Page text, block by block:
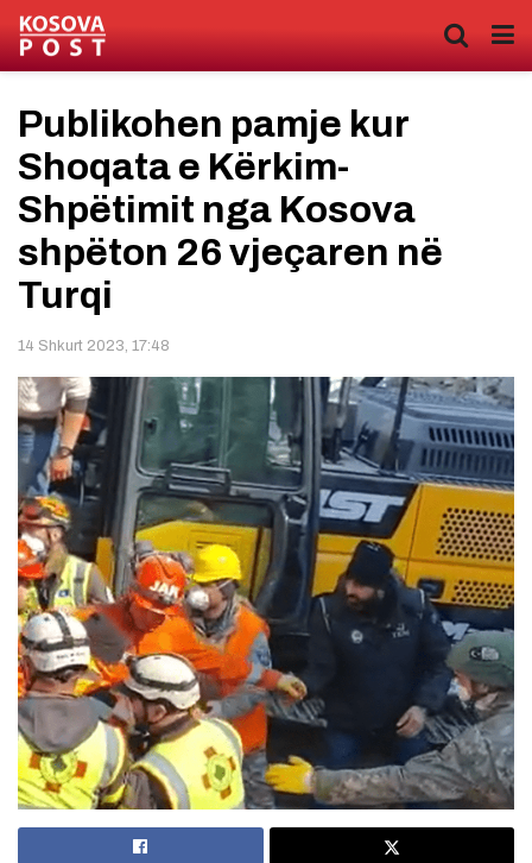
Publikohen pamje kur
Shoqata e Kërkim-
Shpëtimit nga Kosova
shpëton 26 vjeçaren në
Turqi
14 Shkurt 2023, 17:48